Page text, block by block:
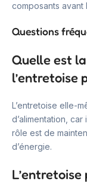
composants avant
Questions
Quelle est
l’entretoise
L’entretoise elle-
d’alimentation, car
rôle est de
d’énergie.